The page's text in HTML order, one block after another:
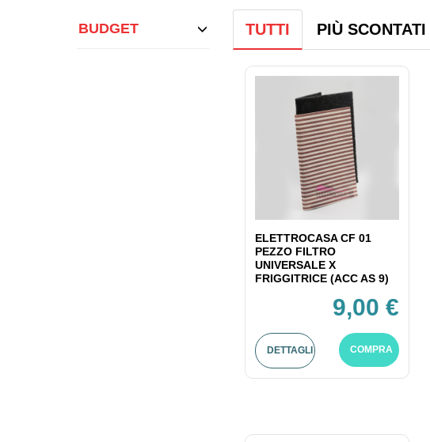
BUDGET TUTTI PIÙ SCONTATI
ELETTROCASA CF 01
PEZZO FILTRO
UNIVERSALE X
FRIGGITRICE (ACC AS 9)
9,00 €
DETTAGLI COMPRA